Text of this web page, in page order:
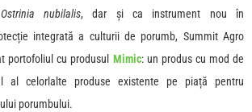
Ostrinia nubilalis, dar și ca instrument nou în
integrată a culturii de porumb, Summit Agro
portofoliul cu produsul Mimic: un produs cu mod de
al celorlalte produse existente pe piață pentru
porumbului.